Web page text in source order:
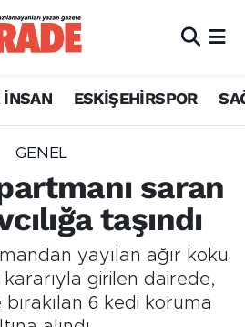
İNSAN ESKİŞEHİRSPOR
GENEL
saran
taşındı
yayılan ağır koku
kararıyla girilen dairede,
bırakılan 6 kedi koruma